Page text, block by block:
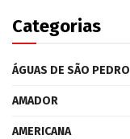
Categorias
ÁGUAS DE SÃO PEDRO
AMADOR
AMERICANA